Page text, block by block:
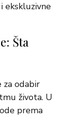
ekskluzivne
Šta
za odabir
života. U
prema